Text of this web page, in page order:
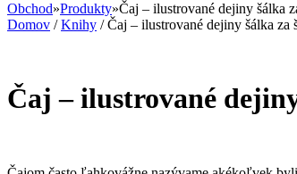
Obchod»Produkty»Čaj – ilustrované dejiny šálka
Domov /Knihy / Čaj – ilustrované dejiny šálka za
Čaj – ilustrované